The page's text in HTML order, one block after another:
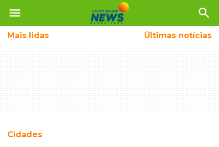
menu search
Mais lidas Últimas notícias
Cidades